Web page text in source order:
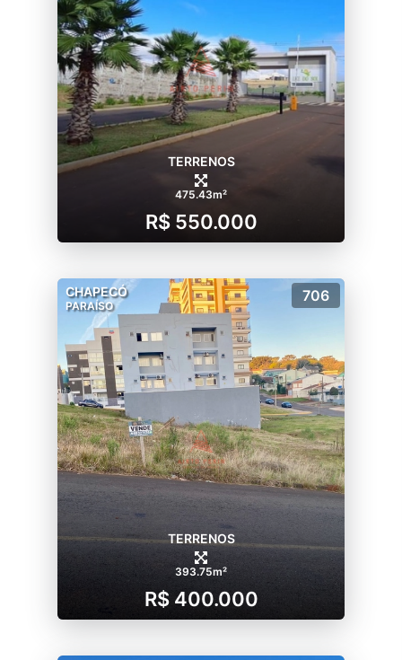
TERRENOS
475.43m²
R$ 550.000
CHAPECÓ
PARAÍSO
706
TERRENOS
393.75m²
R$ 400.000